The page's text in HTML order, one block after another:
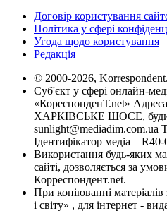
Договір користування
Політика у сфері
Угода щодо користування
Редакція
© 2000-2026,
Суб'єкт у сфері онлайн-
«КореспонденТ.net»
ХАРКІВСЬКЕ ШОСЕ,
sunlight@mediadim.com.ua
Ідентифікатор медіа –
Використання будь-яких
сайті, дозволяється за
Корреспондент.net.
При копіюванні
і світу» , для інтернет -